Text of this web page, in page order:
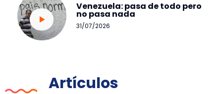
Venezuela: pasa de todo pero
no pasa nada
31/07/2026
Artículos